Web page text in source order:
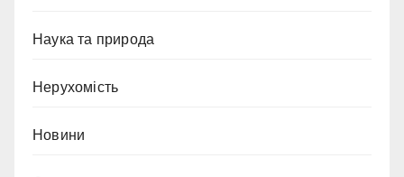
Наука та природа
Нерухомість
Новини